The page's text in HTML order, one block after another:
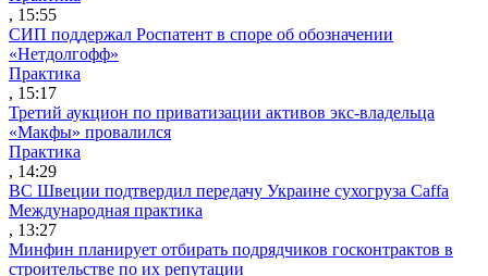
, 15:55
СИП поддержал Роспатент в споре об обозначении
«Нетдолгофф»
Практика
, 15:17
Третий аукцион по приватизации активов экс-владельца
«Макфы» провалился
Практика
, 14:29
ВС Швеции подтвердил передачу Украине сухогруза Caffa
Международная практика
, 13:27
Минфин планирует отбирать подрядчиков госконтрактов в
строительстве по их репутации